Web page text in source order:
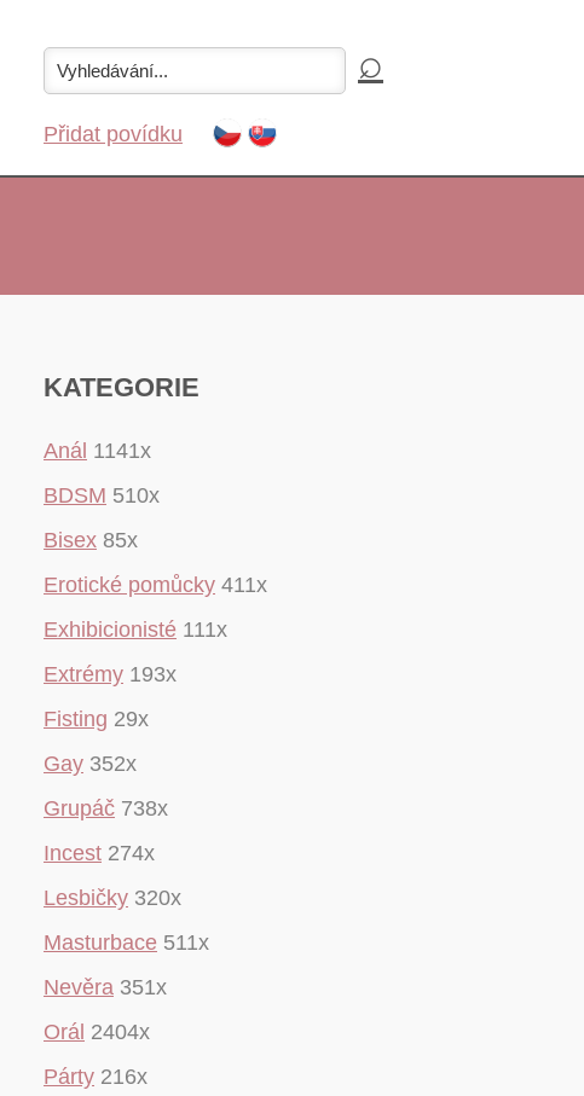
Přidat povídku
KATEGORIE
Anál 1141x
BDSM 510x
Bisex 85x
Erotické pomůcky 411x
Exhibicionisté 111x
Extrémy 193x
Fisting 29x
Gay 352x
Grupáč 738x
Incest 274x
Lesbičky 320x
Masturbace 511x
Nevěra 351x
Orál 2404x
Párty 216x